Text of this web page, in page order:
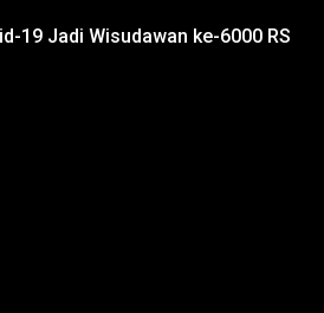
19 Jadi Wisudawan ke-6000 RS